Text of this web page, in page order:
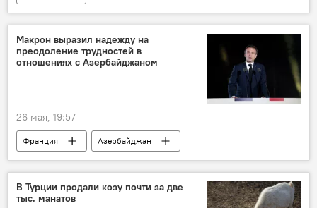
Макрон выразил надежду на
преодоление трудностей в
отношениях с Азербайджаном
26 мая, 19:57
Франция
Азербайджан
Эммануэль Макрон
В Турции продали козу почти за две
тыс. манатов